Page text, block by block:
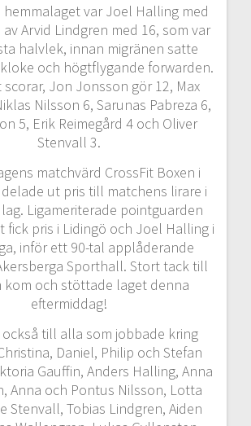
hemmalaget var Joel Halling med
Arvid Lindgren med 16, som var
halvlek, innan migränen satte
och högtflygande forwarden.
scorar, Jon Jonsson gör 12, Max
Nilsson 6, Sarunas Pabreza 6,
5, Erik Reimegård 4 och Oliver
Stenvall 3.
matchvärd CrossFit Boxen i
ut pris till matchens lirare i
Ligameriterade pointguarden
fick pris i Lidingö och Joel Halling i
inför ett 90-tal applåderande
Sporthall. Stort tack till
kom och stöttade laget denna
eftermiddag!
till alla som jobbade kring
Daniel, Philip och Stefan
Gauffin, Anders Halling, Anna
Anna och Pontus Nilsson, Lotta
Stenvall, Tobias Lindgren, Aiden